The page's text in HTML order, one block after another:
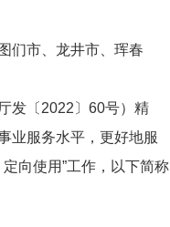
们市、龙井市、珲春
发〔2022〕60号）精
业服务水平，更好地服
向使用”工作，以下简称